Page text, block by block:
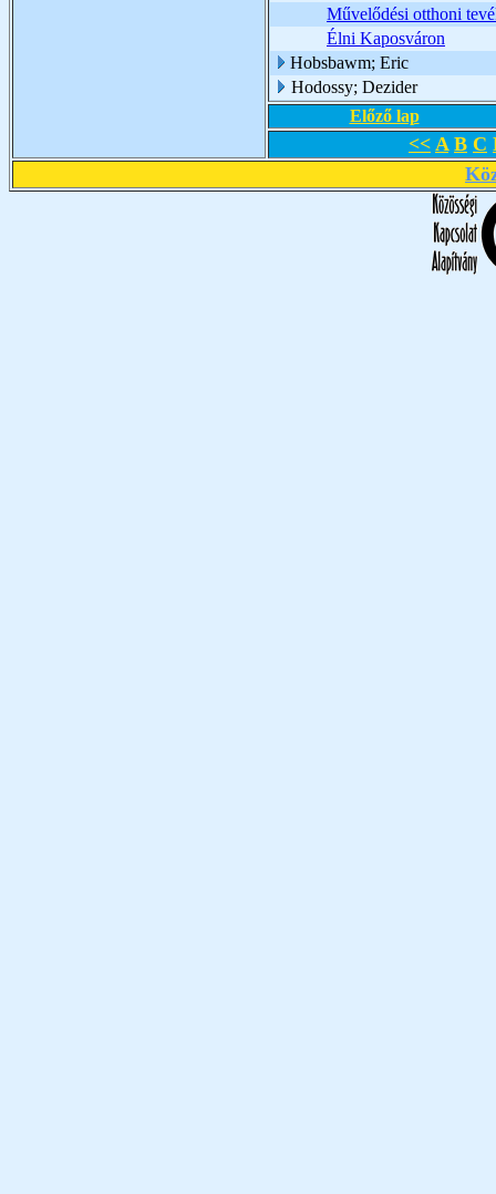
Művelődési otthoni
Élni Kaposváron
Hobsbawm; Eric
Hodossy; Dezider
Előző lap
<< A B C